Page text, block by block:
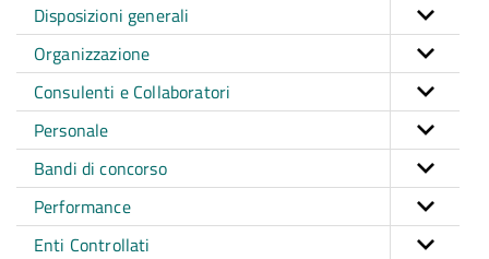
Disposizioni generali
Organizzazione
Consulenti e Collaboratori
Personale
Bandi di concorso
Performance
Enti Controllati